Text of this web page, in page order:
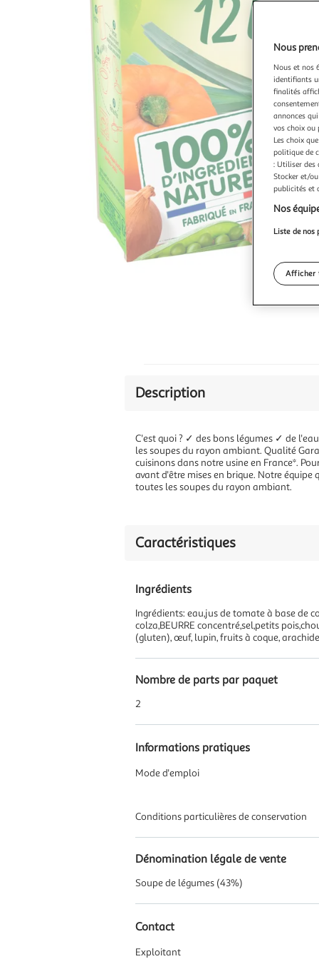
Description
C'est quoi ? ✓ des bons légumes ✓ de
les soupes du rayon ambiant. Qualité
cuisinons dans notre usine en France*.
avant d'être mises en brique. Notre
toutes les soupes du rayon ambiant.
Caractéristiques
Ingrédients
Ingrédients: eau,jus de tomate à base de
colza,BEURRE concentré,sel,petits
(gluten), œuf, lupin, fruits à coque,
Nombre de parts par paquet
2
Informations pratiques
Mode d'emploi
Conditions particulières de conservation
Dénomination légale de vente
Soupe de légumes (43%)
Contact
Exploitant
Nous
Nous et nos
identifiants
finalités
annonces
vos choix ou
Les choix
politique de
: Utiliser des
Stocker et/
publicités et
Nos
Liste de nos
Afficher